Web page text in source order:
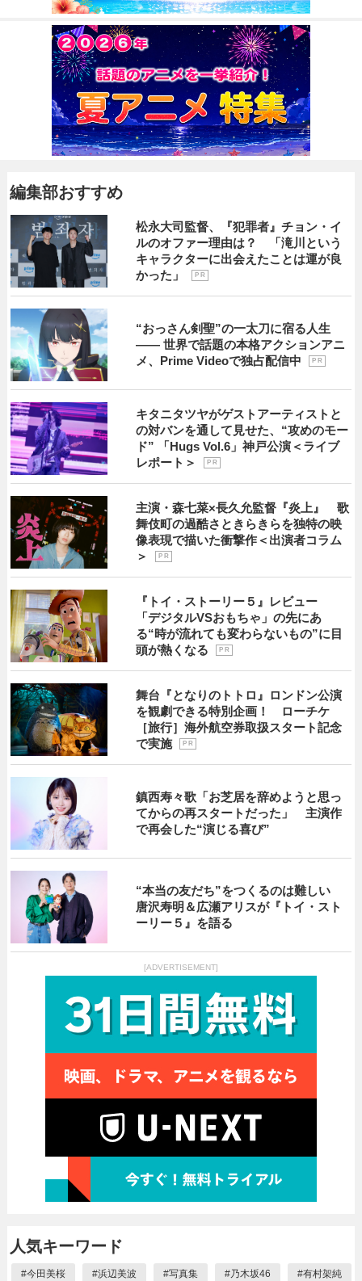
編集部おすすめ
松永大司監督、『犯罪者』チョン・イ
ルのオファー理由は？ 「滝川という
キャラクターに出会えたことは運が良
かった」
P R
“おっさん剣聖”の一太刀に宿る人生
―― 世界で話題の本格アクションアニ
メ、Prime Videoで独占配信中
P R
キタニタツヤがゲストアーティストと
の対バンを通して見せた、“攻めのモー
ド” 「Hugs Vol.6」神戸公演＜ライブ
レポート＞
P R
主演・森七菜×長久允監督『炎上』 歌
舞伎町の過酷さときらきらを独特の映
像表現で描いた衝撃作＜出演者コラム
＞
P R
『トイ・ストーリー５』レビュー
「デジタルVSおもちゃ」の先にあ
る“時が流れても変わらないもの”に目
頭が熱くなる
P R
舞台『となりのトトロ』ロンドン公演
を観劇できる特別企画！ ローチケ
［旅行］海外航空券取扱スタート記念
で実施
P R
鎮西寿々歌「お芝居を辞めようと思っ
てからの再スタートだった」 主演作
で再会した“演じる喜び”
“本当の友だち”をつくるのは難しい
唐沢寿明＆広瀬アリスが『トイ・スト
ーリー５』を語る
[ADVERTISEMENT]
人気キーワード
#今田美桜 #浜辺美波 #写真集 #乃木坂46 #有村架純